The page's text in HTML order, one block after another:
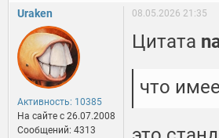
Uraken
Активность: 10385
На сайте c 26.07.2008
Сообщений: 4313
08.05.2026 21:35
Цитата
что